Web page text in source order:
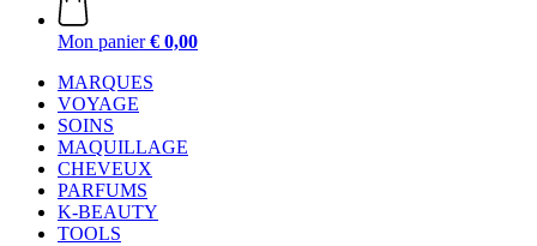
Mon panier € 0,00
MARQUES
VOYAGE
SOINS
MAQUILLAGE
CHEVEUX
PARFUMS
K-BEAUTY
TOOLS